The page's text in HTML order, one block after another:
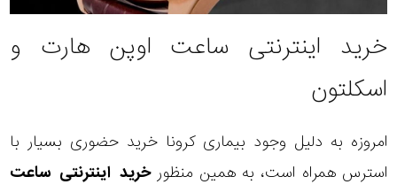
خرید اینترنتی ساعت اوپن هارت و
اسکلتون
امروزه به دلیل وجود بیماری کرونا خرید حضوری بسیار با
استرس همراه است، به همین منظورخرید اینترنتی ساعت